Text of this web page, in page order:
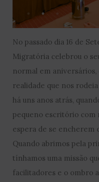
No passado dia 16 de
Migratória celebrou o
normal em aniversários,
realidade que nos
há uns anos atrás,
pequeno escritório com
espera de se encherem
Quando abrimos pela
tínhamos uma missão
facilitadores e o ombro